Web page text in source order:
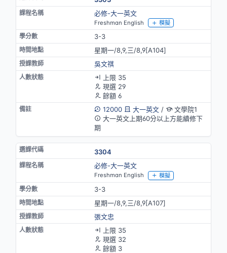
必修-大一英文
Freshman English 模擬
3-3
星期一/8,9,三/8,9[A104]
吳文祺
上限 35
現選 29
餘額 6
12000
大一英文/
文學院1
大一英文上期60分以上方能續修下
期
3304
必修-大一英文
Freshman English 模擬
3-3
星期一/8,9,三/8,9[A107]
張文忠
上限 35
現選 32
餘額 3